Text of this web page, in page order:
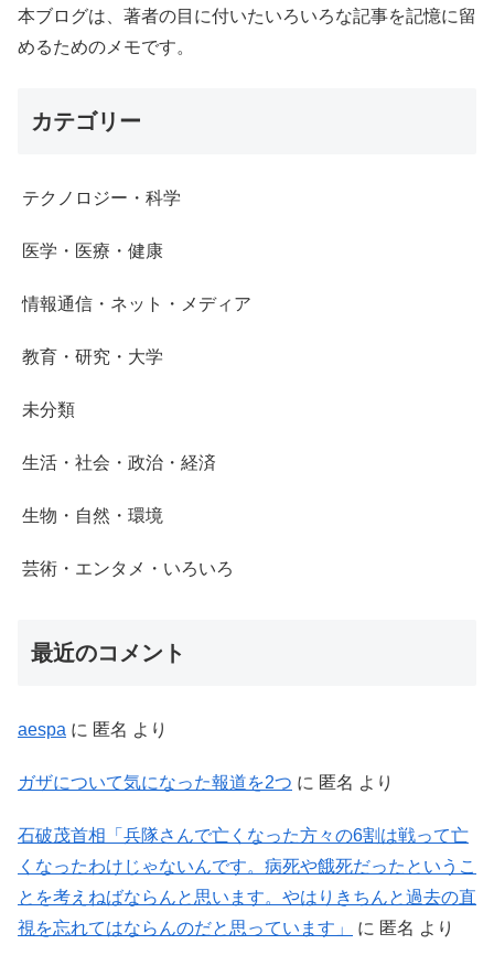
本ブログは、著者の目に付いたいろいろな記事を記憶に留
めるためのメモです。
カテゴリー
テクノロジー・科学
医学・医療・健康
情報通信・ネット・メディア
教育・研究・大学
未分類
生活・社会・政治・経済
生物・自然・環境
芸術・エンタメ・いろいろ
最近のコメント
aespa に 匿名 より
ガザについて気になった報道を2つ に 匿名 より
石破茂首相「兵隊さんで亡くなった方々の6割は戦って亡
くなったわけじゃないんです。病死や餓死だったというこ
とを考えねばならんと思います。やはりきちんと過去の直
視を忘れてはならんのだと思っています」
に 匿名 より